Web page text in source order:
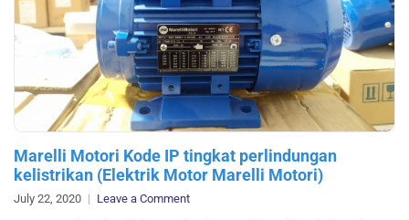
Marelli Motori Kode IP tingkat perlindungan
kelistrikan (Elektrik Motor Marelli Motori)
July 22, 2020 Leave a Commenton